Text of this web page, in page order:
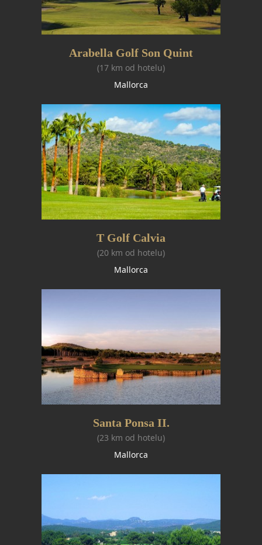
Arabella Golf Son Quint
(17 km od hotelu)
Mallorca
T Golf Calvia
(20 km od hotelu)
Mallorca
Santa Ponsa II.
(23 km od hotelu)
Mallorca